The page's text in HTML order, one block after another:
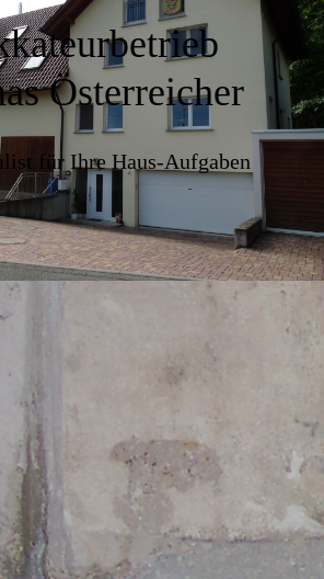
Österreicher
für Ihre Haus-Aufgaben